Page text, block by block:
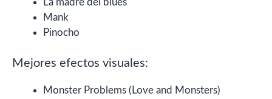
La madre del blues
Mank
Pinocho
Mejores efectos visuales:
Monster Problems (Love and Monsters)